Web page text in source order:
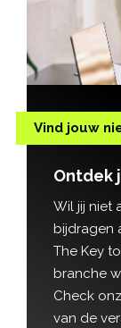
Vind jouw
Ontdek
Wil jij niet
bijdragen
The Key
branche
Check
van de